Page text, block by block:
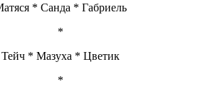
* Санда * Габриель
*
Тейч * Мазуха * Цветик
*